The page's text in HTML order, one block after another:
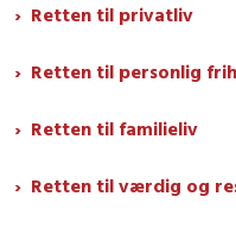
Retten til privatliv
Retten til personlig
Retten til familieliv
Retten til værdig og